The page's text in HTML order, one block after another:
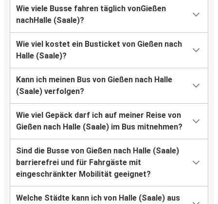
Wie viele Busse fahren täglich vonGießen
nachHalle (Saale)?
Wie viel kostet ein Busticket von Gießen nach
Halle (Saale)?
Kann ich meinen Bus von Gießen nach Halle
(Saale) verfolgen?
Wie viel Gepäck darf ich auf meiner Reise von
Gießen nach Halle (Saale) im Bus mitnehmen?
Sind die Busse von Gießen nach Halle (Saale)
barrierefrei und für Fahrgäste mit
eingeschränkter Mobilität geeignet?
Welche Städte kann ich von Halle (Saale) aus